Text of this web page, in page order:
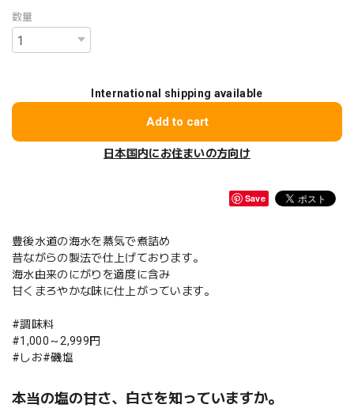
数量
International shipping available
Add to cart
日本国内にお住まいの方向け
Save
豊後水道の海水を蒸気で煮詰め
昔ながらの製法で仕上げております。
海水由来のにがりを適度に含み
甘くまろやかな味に仕上がっています。
#調味料
#1,000～2,999円
#しお#磯塩
本当の塩の甘さ、白さを知っていますか。